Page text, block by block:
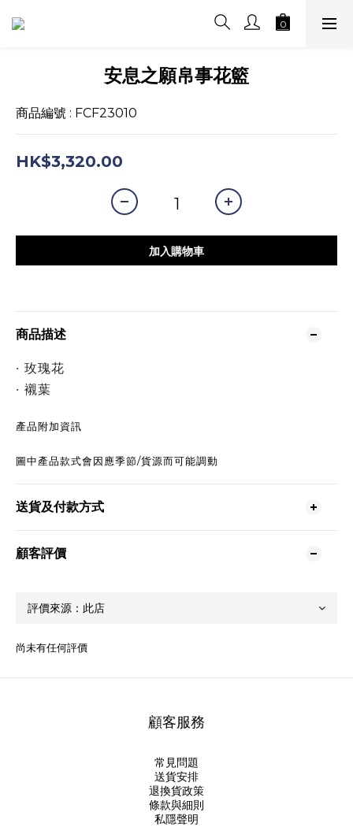
安息之願帛事花籃
商品編號 : FCF23010
HK$3,320.00
加入購物車
商品描述
· 玫瑰花
· 襯葉
產品附加資訊
圖中產品款式會因應季節/貨源而可能調動
送貨及付款方式
顧客評價
尚未有任何評價
顧客服務
常見問題
送貨安排
退換貨政策
條款與細則
私隱聲明